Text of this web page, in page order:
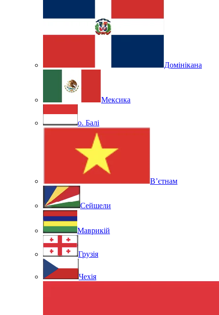
Домінікана
Мексика
о. Балі
В’єтнам
Сейшели
Маврикій
Грузія
Чехія